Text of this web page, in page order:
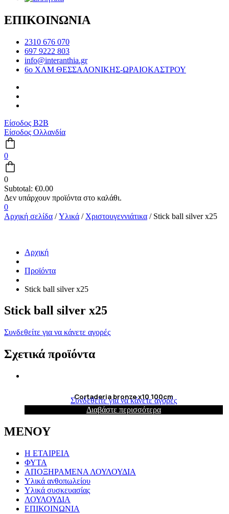
ΕΠΙΚΟΙΝΩΝΙΑ
2310 676 070
697 9222 803
info@interanthia.gr
6ο ΧΛΜ ΘΕΣΣΑΛΟΝΙΚΗΣ-ΩΡΑΙΟΚΑΣΤΡΟΥ
Είσοδος B2B
Είσοδος Ολλανδία
0
0
Subtotal: €0.00
0
Αρχική σελίδα /Υλικά / Χριστουγεννιάτικα / Stick ball silver x25
Αρχική
Προϊόντα
Stick ball silver x25
Stick ball silver x25
Συνδεθείτε για να κάνετε αγορές
Σχετικά προϊόντα
Cortaderia bronze x10 100cm
Συνδεθείτε για να κάνετε αγορές
Διαβάστε περισσότερα
ΜΕΝΟΥ
Η ΕΤΑΙΡΕΙΑ
ΦΥΤΑ
ΑΠΟΞΗΡΑΜΕΝΑ ΛΟΥΛΟΥΔΙΑ
Υλικά ανθοπωλείου
Υλικά συσκευασίας
ΛΟΥΛΟΥΔΙΑ
ΕΠΙΚΟΙΝΩΝΙΑ